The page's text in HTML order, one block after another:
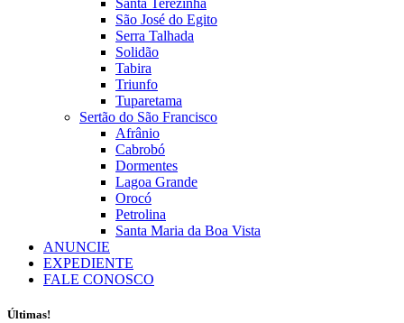
Santa Terezinha
São José do Egito
Serra Talhada
Solidão
Tabira
Triunfo
Tuparetama
Sertão do São Francisco
Afrânio
Cabrobó
Dormentes
Lagoa Grande
Orocó
Petrolina
Santa Maria da Boa Vista
ANUNCIE
EXPEDIENTE
FALE CONOSCO
Últimas!